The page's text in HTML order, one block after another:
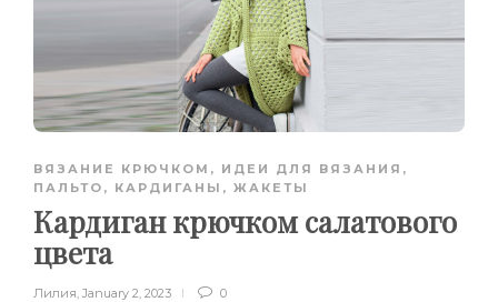
ВЯЗАНИЕ КРЮЧКОМ , ИДЕИ ДЛЯ ВЯЗАНИЯ ,
ПАЛЬТО, КАРДИГАНЫ, ЖАКЕТЫ
Кардиган крючком салатового
цвета
Лилия January 2, 2023 0